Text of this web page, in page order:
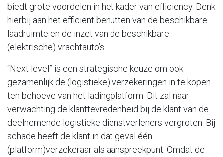
biedt grote voordelen in het kader van efficiency. Denk
hierbij aan het efficiënt benutten van de beschikbare
laadruimte en de inzet van de beschikbare
(elektrische) vrachtauto’s.
“Next level” is een strategische keuze om ook
gezamenlijk de (logistieke) verzekeringen in te kopen
ten behoeve van het ladingplatform. Dit zal naar
verwachting de klanttevredenheid bij de klant van de
deelnemende logistieke dienstverleners vergroten. Bij
schade heeft de klant in dat geval één
(platform)verzekeraar als aanspreekpunt. Omdat de